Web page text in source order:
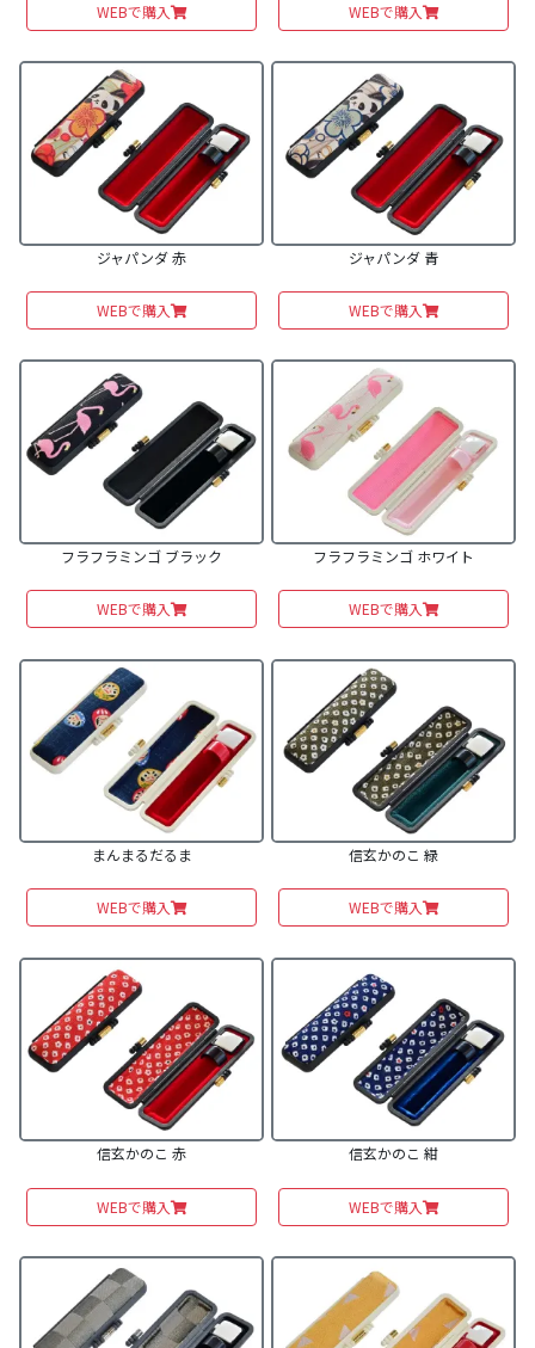
WEBで購入 WEBで購入
ジャパンダ 赤
WEBで購入
ジャパンダ 青
WEBで購入
フラフラミンゴ ブラック
WEBで購入
フラフラミンゴ ホワイト
WEBで購入
まんまるだるま
WEBで購入
信玄かのこ 緑
WEBで購入
信玄かのこ 赤
WEBで購入
信玄かのこ 紺
WEBで購入